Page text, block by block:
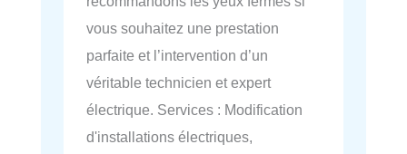
vous souhaitez une prestation
parfaite et l’intervention d’un
véritable technicien et expert
électrique. Services : Modification
d'installations électriques,